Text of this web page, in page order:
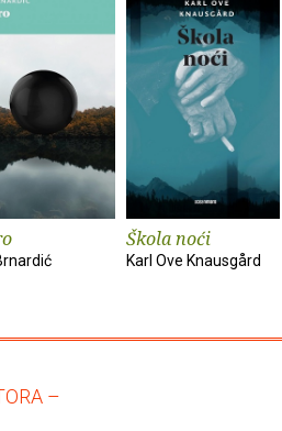
Škola noći
Karl Ove Knausgård
–